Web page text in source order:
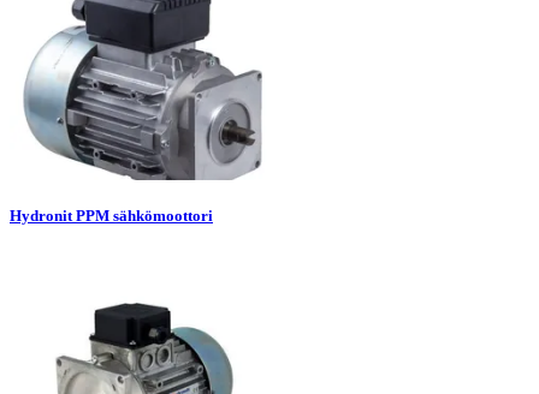
Hydronit PPM sähkömoottori